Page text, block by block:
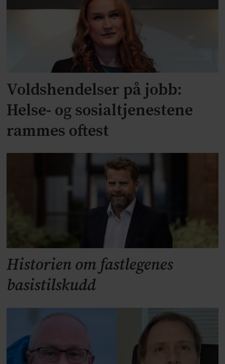
Voldshendelser på jobb:
Helse- og sosialtjenestene
rammes oftest
Historien om fastlegenes
basistilskudd